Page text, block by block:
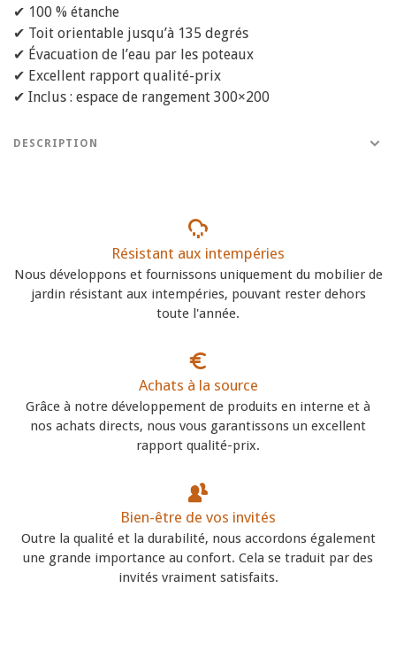
✔ 100 % étanche
✔ Toit orientable jusqu’à 135 degrés
✔ Évacuation de l’eau par les poteaux
✔ Excellent rapport qualité-prix
✔ Inclus : espace de rangement 300×200
DESCRIPTION
Résistant aux intempéries
Nous développons et fournissons uniquement du mobilier de
jardin résistant aux intempéries, pouvant rester dehors
toute l'année.
Achats à la source
Grâce à notre développement de produits en interne et à
nos achats directs, nous vous garantissons un excellent
rapport qualité-prix.
Bien-être de vos invités
Outre la qualité et la durabilité, nous accordons également
une grande importance au confort. Cela se traduit par des
invités vraiment satisfaits.